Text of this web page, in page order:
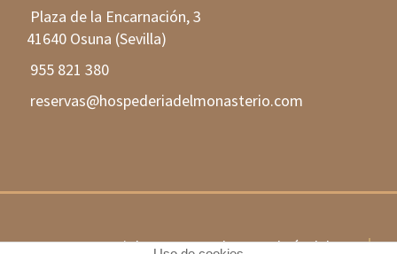
Plaza de la Encarnación, 3
41640 Osuna (Sevilla)
955 821 380
reservas@hospederiadelmonasterio.com
© Copyright 2013 Hotel Hospedería del